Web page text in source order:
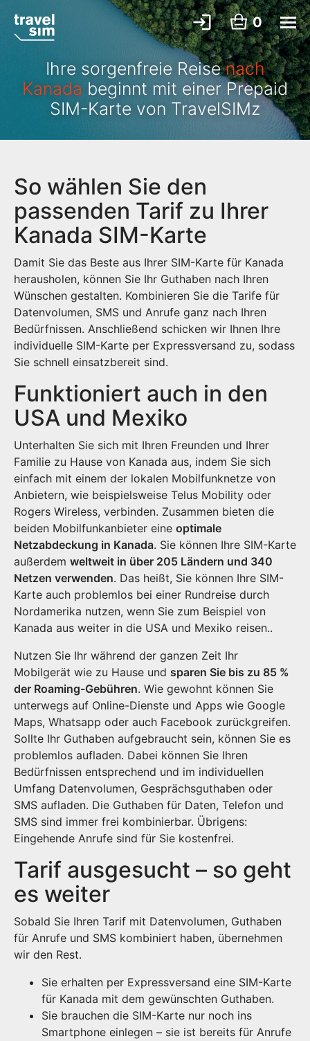
0
Ihre sorgenfreie Reisenach
Kanada beginnt mit einer Prepaid
SIM-Karte von TravelSIMz
So wählen Sie den
passenden Tarif zu Ihrer
Kanada SIM-Karte
Damit Sie das Beste aus Ihrer SIM-Karte für Kanada
herausholen, können Sie Ihr Guthaben nach Ihren
Wünschen gestalten. Kombinieren Sie die Tarife für
Datenvolumen, SMS und Anrufe ganz nach Ihren
Bedürfnissen. Anschließend schicken wir Ihnen Ihre
individuelle SIM-Karte per Expressversand zu, sodass
Sie schnell einsatzbereit sind.
Funktioniert auch in den
USA und Mexiko
Unterhalten Sie sich mit Ihren Freunden und Ihrer
Familie zu Hause von Kanada aus, indem Sie sich
einfach mit einem der lokalen Mobilfunknetze von
Anbietern, wie beispielsweise Telus Mobility oder
Rogers Wireless, verbinden. Zusammen bieten die
beiden Mobilfunkanbieter eine optimale
Netzabdeckung in Kanada. Sie können Ihre SIM-Karte
außerdem weltweit in über 205 Ländern und 340
Netzen verwenden. Das heißt, Sie können Ihre SIM-
Karte auch problemlos bei einer Rundreise durch
Nordamerika nutzen, wenn Sie zum Beispiel von
Kanada aus weiter in die USA und Mexiko reisen..
Nutzen Sie Ihr während der ganzen Zeit Ihr
Mobilgerät wie zu Hause und sparen Sie bis zu 85 %
der Roaming-Gebühren. Wie gewohnt können Sie
unterwegs auf Online-Dienste und Apps wie Google
Maps, Whatsapp oder auch Facebook zurückgreifen.
Sollte Ihr Guthaben aufgebraucht sein, können Sie es
problemlos aufladen. Dabei können Sie Ihren
Bedürfnissen entsprechend und im individuellen
Umfang Datenvolumen, Gesprächsguthaben oder
SMS aufladen. Die Guthaben für Daten, Telefon und
SMS sind immer frei kombinierbar. Übrigens:
Eingehende Anrufe sind für Sie kostenfrei.
Tarif ausgesucht – so geht
es weiter
Sobald Sie Ihren Tarif mit Datenvolumen, Guthaben
für Anrufe und SMS kombiniert haben, übernehmen
wir den Rest.
Sie erhalten per Expressversand eine SIM-Karte
für Kanada mit dem gewünschten Guthaben.
Sie brauchen die SIM-Karte nur noch ins
Smartphone einlegen – sie ist bereits für Anrufe